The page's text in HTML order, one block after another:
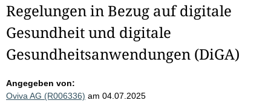
Regelungen in Bezug auf digitale
Gesundheit und digitale
Gesundheitsanwendungen (DiGA)
Angegeben von:
Oviva AG (R006336) am 04.07.2025